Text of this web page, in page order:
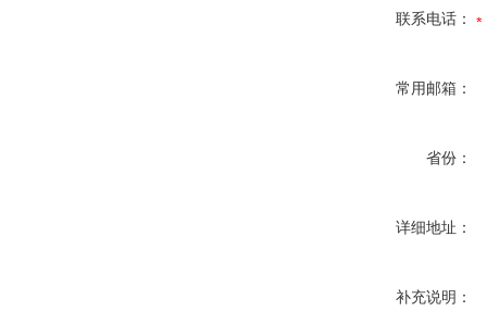
联系电话：
常用邮箱：
省份：
详细地址：
补充说明：